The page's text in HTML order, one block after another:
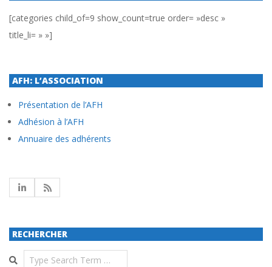
[categories child_of=9 show_count=true order= »desc »
title_li= » »]
AFH: L’ASSOCIATION
Présentation de l’AFH
Adhésion à l’AFH
Annuaire des adhérents
RECHERCHER
Search